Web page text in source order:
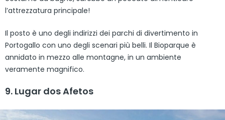
l’attrezzatura principale!
Il posto è uno degli indirizzi dei parchi di divertimento in
Portogallo con uno degli scenari più belli. Il Bioparque è
annidato in mezzo alle montagne, in un ambiente
veramente magnifico.
9. Lugar dos Afetos